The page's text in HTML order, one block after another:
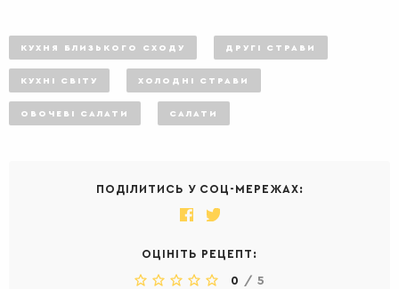
КУХНЯ БЛИЗЬКОГО СХОДУ ДРУГІ СТРАВИ
КУХНІ СВІТУ ХОЛОДНІ СТРАВИ
ОВОЧЕВІ САЛАТИ САЛАТИ
ПОДІЛИТИСЬ У СОЦ-МЕРЕЖАХ:
ОЦІНІТЬ РЕЦЕПТ:
0 / 5